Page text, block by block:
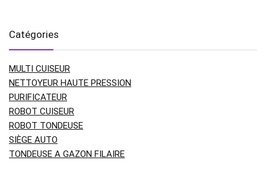
Catégories
MULTI CUISEUR
NETTOYEUR HAUTE PRESSION
PURIFICATEUR
ROBOT CUISEUR
ROBOT TONDEUSE
SIÈGE AUTO
TONDEUSE A GAZON FILAIRE